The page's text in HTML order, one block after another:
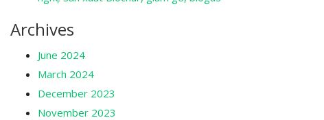
Archives
June 2024
March 2024
December 2023
November 2023